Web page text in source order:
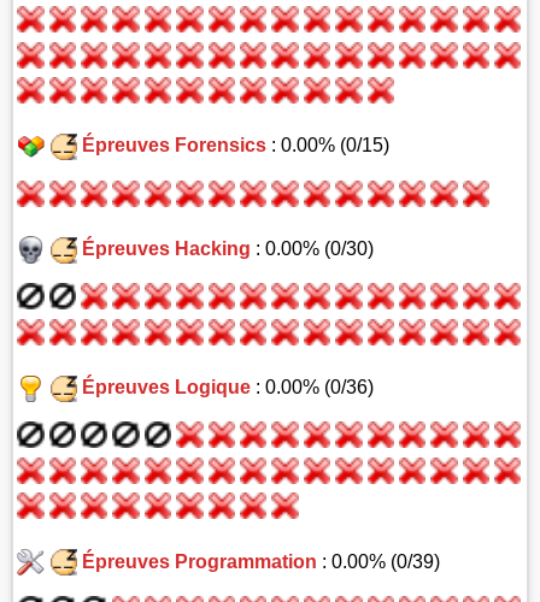
Épreuves Forensics: 0.00% (0/15)
Épreuves Hacking : 0.00% (0/30)
Épreuves Logique: 0.00% (0/36)
Épreuves Programmation : 0.00% (0/39)